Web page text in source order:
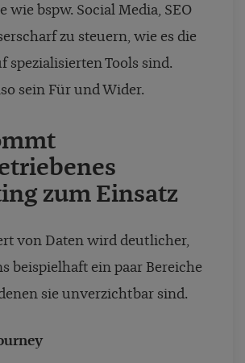
wie bspw. Social Media, SEO
zu steuern, wie es die
spezialisierten Tools sind.
sein Für und Wider.
zum Einsatz
von Daten wird deutlicher,
beispielhaft ein paar Bereiche
sie unverzichtbar sind.